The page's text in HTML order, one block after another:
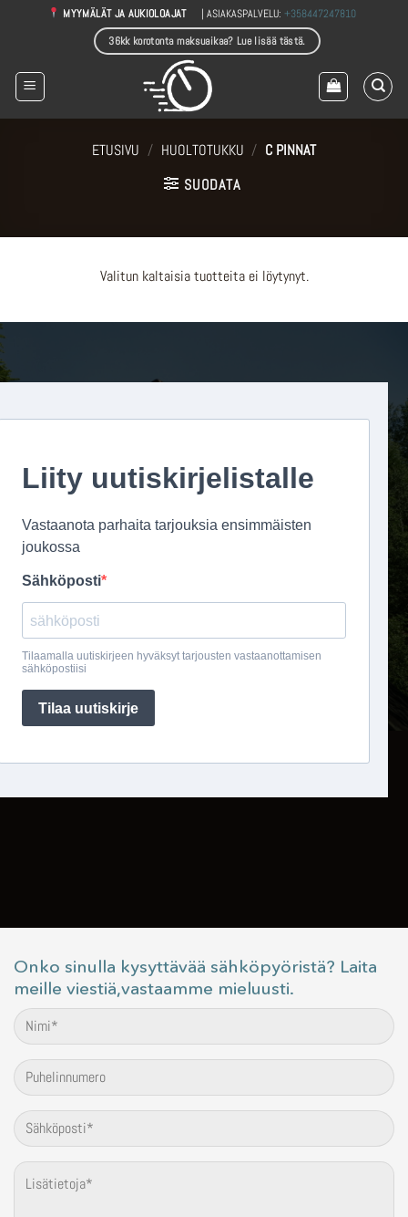
MYYMÄLÄT JA AUKIOLOAJAT | ASIAKASPALVELU:+358447247810
36kk korotonta maksuaikaa? Lue lisää tästä.
ETUSIVU / HUOLTOTUKKU / C PINNAT
SUODATA
Valitun kaltaisia tuotteita ei löytynyt.
Onko sinulla kysyttävää sähköpyöristä? Laita
meille viestiä,vastaamme mieluusti.